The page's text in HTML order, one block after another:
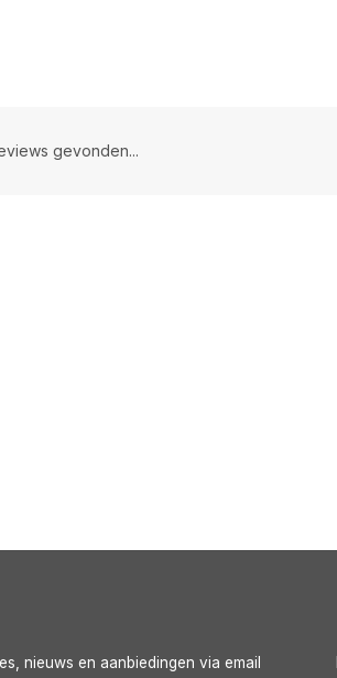
gevonden...
nieuws en aanbiedingen via email